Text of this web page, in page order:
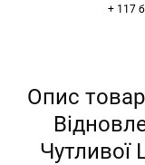
+ 117
Опис
Чутливої